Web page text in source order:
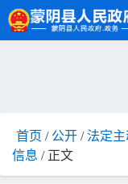
首页 / 公开 /法定
信息 / 正文